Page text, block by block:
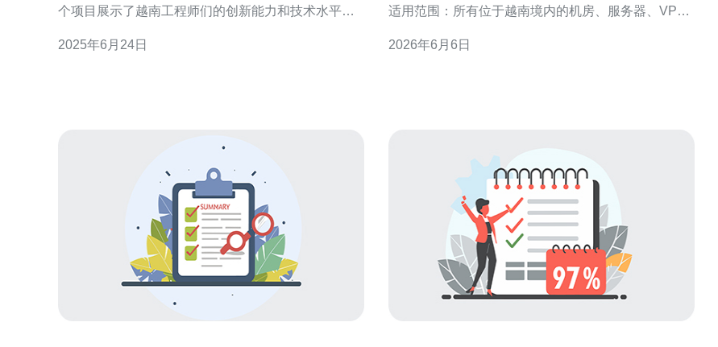
个项目展示了越南工程师们的创新能力和技术水平，
南工程师们自行设计和制造的，展示了他们在飞行器
2025年6月24日
适用范围：所有位于越南境内的机房、服务器、VPS
机/域名/CDN相关的硬件。 3) 定义关键术语：报废
2026年6月6日